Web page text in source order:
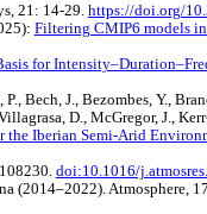
21: 14-29. https://doi.org/
Filtering CMIP6 models
for
Bech, J., Bezombes, Y.,
D., McGregor, J.,
the Iberian Semi-Arid
doi:10.1016/
(2014–2022). Atmosphere,